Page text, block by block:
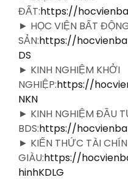
ĐẤT:https://
► HỌC VIỆN BẤT
SẢN:https://
DS
► KINH NGHIỆM KHỞI
NGHIỆP:https://
NKN
► KINH NGHIỆM ĐẦU
BDS:https://
► KIẾN THỨC TÀI
GIÀU:https://
hinhKDLG